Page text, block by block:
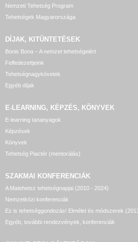
Nemzeti Tehetség Program
Tehetségek Magyarországa
DÍJAK, KITÜNTETÉSEK
Bonis Bona – A nemzet tehetségeiért
Felfedezettjeink
Tehetségnagykövetek
Egyéb díjak
E-LEARNING, KÉPZÉS, KÖNYVEK
E-learning tananyagok
Képzések
Könyvek
Tehetség Piactér (mentorálás)
SZAKMAI KONFERENCIÁK
A Matehetsz tehetségnapjai (2010 - 2024)
Nemzetközi konferenciák
Ez is tehetséggondozás! Elmélet és módszerek
Egyéb, további rendezvények, konferenciák